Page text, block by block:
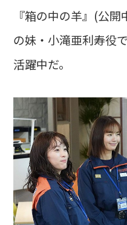
『箱の中の羊』(公
の妹・小滝亜利寿役
活躍中だ。